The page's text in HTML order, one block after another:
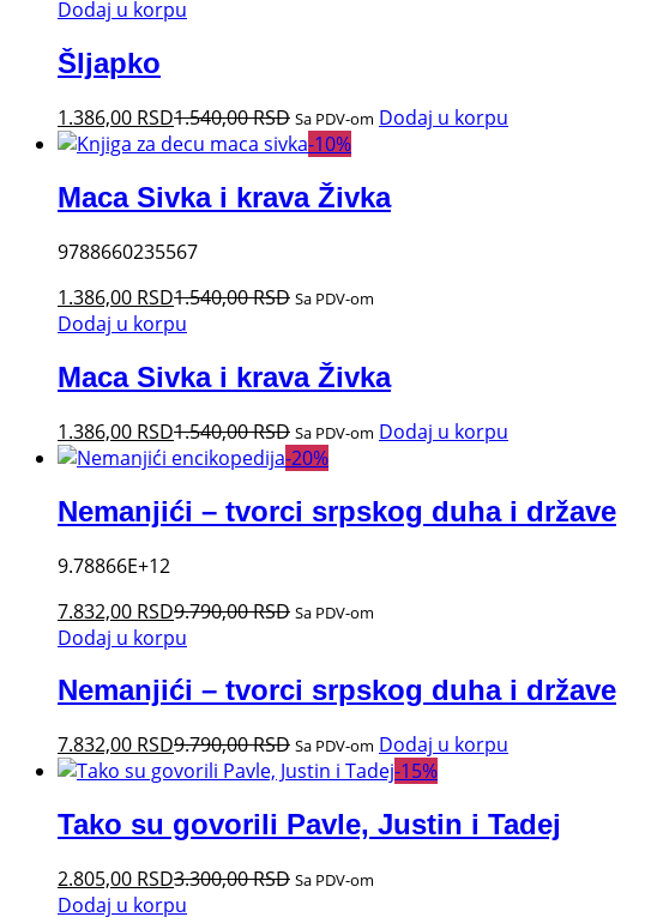
Dodaj u korpu
Šljapko
1.386,00 RSD1.540,00RSD Sa PDV-om Dodaj u korpu
-10%
Maca Sivka i krava Živka
9788660235567
1.386,00 RSD1.540,00RSD Sa PDV-om
Dodaj u korpu
Maca Sivka i krava Živka
1.386,00 RSD1.540,00RSD Sa PDV-om Dodaj u korpu
-20%
Nemanjići – tvorci srpskog duha i države
9.78866E+12
7.832,00 RSD9.790,00RSD Sa PDV-om
Dodaj u korpu
Nemanjići – tvorci srpskog duha i države
7.832,00 RSD9.790,00RSD Sa PDV-om Dodaj u korpu
-15%
Tako su govorili Pavle, Justin i Tadej
2.805,00 RSD3.300,00RSD Sa PDV-om
Dodaj u korpu